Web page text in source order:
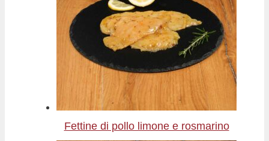
Fettine di pollo limone e rosmarino